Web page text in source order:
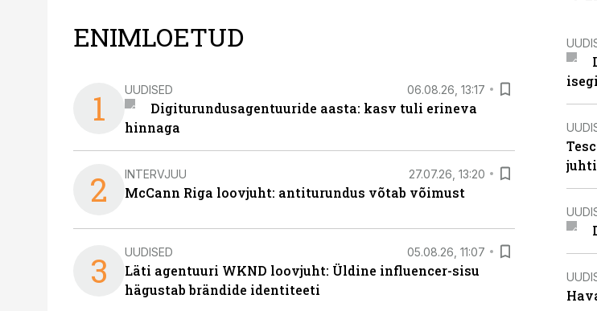
ENIMLOETUD
1 UUDISED 06.08.26, 13:17
Digiturundusagentuuride aasta: kasv tuli erineva
hinnaga
2 INTERVJUU 27.07.26, 13:20
McCann Riga loovjuht: antiturundus võtab võimust
3 UUDISED 05.08.26, 11:07
Läti agentuuri WKND loovjuht: Üldine influencer-sisu
hägustab brändide identiteeti